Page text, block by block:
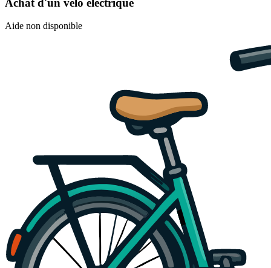
Aide non disponible